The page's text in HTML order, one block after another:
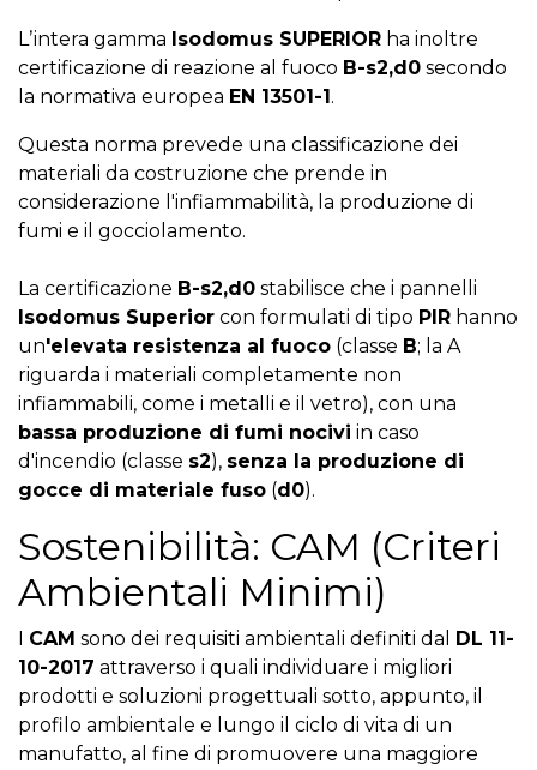
Lʼintera gamma Isodomus SUPERIOR ha inoltre
certificazione di reazione al fuoco B-s2,d0 secondo
la normativa europea EN 13501-1.
Questa norma prevede una classificazione dei
materiali da costruzione che prende in
considerazione l'infiammabilità, la produzione di
fumi e il gocciolamento.
La certificazione B-s2,d0 stabilisce che i pannelli
Isodomus Superior con formulati di tipo PIR hanno
un'elevata resistenza al fuoco (classe B; la A
riguarda i materiali completamente non
infiammabili, come i metalli e il vetro), con una
bassa produzione di fumi nocivi in caso
d'incendio (classe s2), senza la produzione di
gocce di materiale fuso (d0).
Sostenibilità: CAM (Criteri
Ambientali Minimi)
I CAM sono dei requisiti ambientali definiti dal DL 11-
10-2017 attraverso i quali individuare i migliori
prodotti e soluzioni progettuali sotto, appunto, il
profilo ambientale e lungo il ciclo di vita di un
manufatto, al fine di promuovere una maggiore